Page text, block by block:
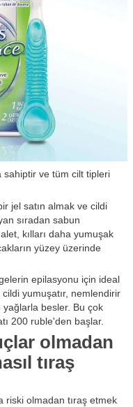
sahiptir ve tüm cilt tipleri
jel satın almak ve cildi
sıradan sabun
kılları daha yumuşak
yüzey üzerinde
epilasyonu için ideal
yumuşatır, nemlendirir
yağlarla besler. Bu çok
200 ruble'den başlar.
olmadan
tıraş
riski olmadan tıraş etmek